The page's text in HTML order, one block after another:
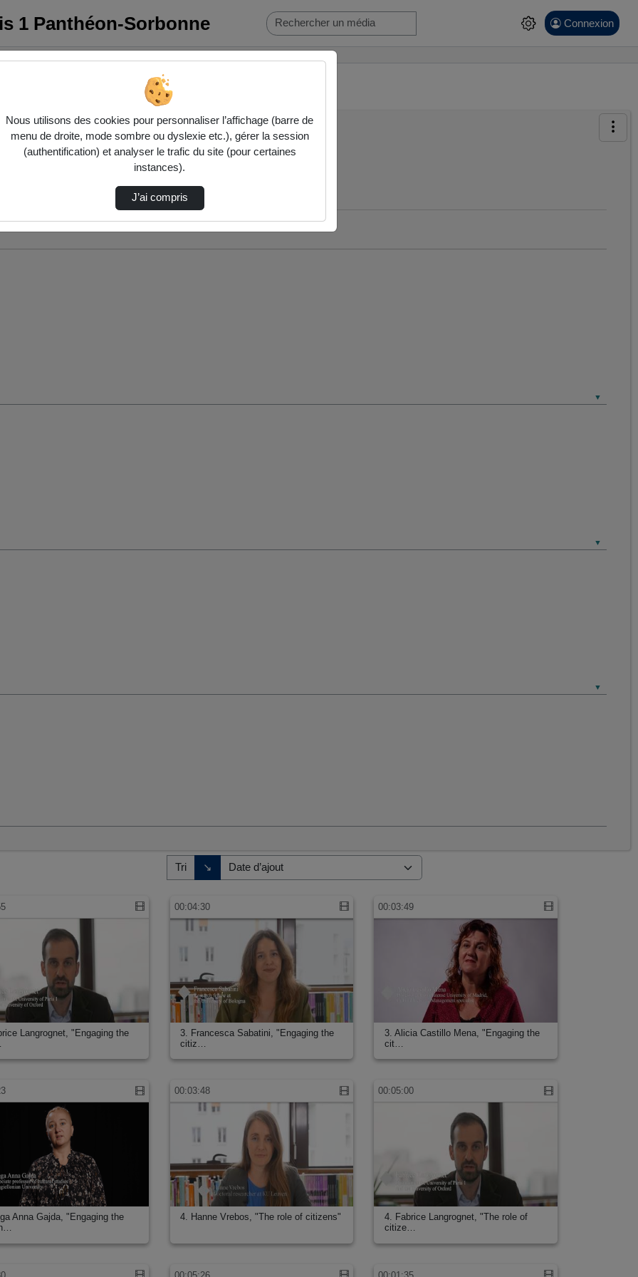
1 Panthéon-Sorbonne Connexion
ci-dessous. Consultez les options pour ajuster les résultats.
et sociales
Tri ↘
Direction de tri
Langrognet, "Engaging the
00:04:30
3. Francesca Sabatini, "Engaging the
citiz…
00:03:49
3. Alicia Castillo Mena, "Engaging the
cit…
Anna Gajda, "Engaging the
00:03:48
4. Hanne Vrebos, "The role of citizens"
00:05:00
4. Fabrice Langrognet, "The role of
citize…
Nous utilisons des cookies pour personnaliser l’affichage (barre de
menu de droite, mode sombre ou dyslexie etc.), gérer la session
(authentification) et analyser le trafic du site (pour certaines
instances).
J’ai compris